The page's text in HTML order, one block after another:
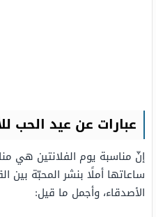
عبارات عن عيد الحب
إنّ مناسبة يوم الفلانتين هي
ساعاتها أملًا بنشر المحبّة
الأصدقاء، وأجمل ما قيل: